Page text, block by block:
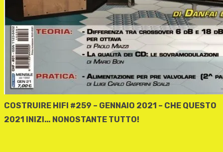
COSTRUIRE HIFI #259 – GENNAIO 2021 – CHE QUESTO
2021 INIZI… NONOSTANTE TUTTO!